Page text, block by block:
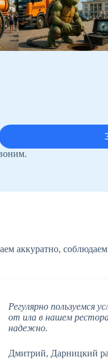
аккуратно,
Регулярно пользуемся
от ила в нашем
надежно.
Дмитрий, Дарницкий